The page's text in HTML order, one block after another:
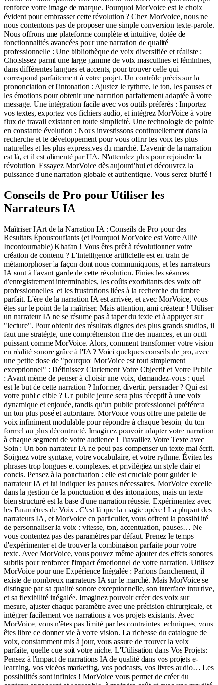
renforce votre image de marque. Pourquoi MorVoice est le choix
évident pour embrasser cette révolution ? Chez MorVoice, nous ne
nous contentons pas de proposer une simple conversion texte-parole.
Nous offrons une plateforme complète et intuitive, dotée de
fonctionnalités avancées pour une narration de qualité
professionnelle : Une bibliothèque de voix diversifiée et réaliste :
Choisissez parmi une large gamme de voix masculines et féminines,
dans différentes langues et accents, pour trouver celle qui
correspond parfaitement à votre projet. Un contrôle précis sur la
prononciation et l'intonation : Ajustez le rythme, le ton, les pauses et
les émotions pour obtenir une narration parfaitement adaptée à votre
message. Une intégration facile avec vos outils préférés : Importez
vos textes, exportez vos fichiers audio, et intégrez MorVoice à votre
flux de travail existant en toute simplicité. Une technologie de pointe
en constante évolution : Nous investissons continuellement dans la
recherche et le développement pour vous offrir les voix les plus
naturelles et les plus expressives du marché. L'avenir de la narration
est là, et il est alimenté par l'IA. N'attendez plus pour rejoindre la
révolution. Essayez MorVoice dès aujourd'hui et découvrez la
puissance d'une narration globale et authentique. Vous serez bluffé !
Conseils de Pro pour Utiliser les
Narrateurs IA
Maîtriser l'Art de la Narration IA : Conseils de Pro pour des
Résultats Époustouflants (et Pourquoi MorVoice est Votre Allié
Incontournable) Khafan ! Vous êtes prêt à révolutionner votre
création de contenu ? L'intelligence artificielle est en train de
métamorphoser la façon dont nous communiquons, et les narrateurs
IA sont à l'avant-garde de cette révolution. Finies les séances
d'enregistrement interminables, les coûts exorbitants des voix off
professionnelles, et les frustrations liées à la recherche du timbre
parfait. L'ère de la narration IA est arrivée, et avec MorVoice, vous
êtes sur le point de la maîtriser. Mais attention, ami créateur ! Utiliser
un narrateur IA ne se résume pas à taper du texte et à appuyer sur
"lecture". Pour obtenir des résultats dignes des plus grands studios, il
faut une stratégie, une compréhension fine des nuances, et un outil
puissant comme MorVoice. Alors, comment transformer votre vision
en réalité sonore grâce à l'IA ? Voici quelques conseils de pro, avec
une petite dose de "pourquoi MorVoice est tout simplement
exceptionnel" : Définissez Clariement Votre Objectif et Votre Public
: Avant même de penser à choisir une voix, demandez-vous : quel
est le but de cette narration ? Informer, divertir, persuader ? Qui est
votre public cible ? Un public jeune sera plus réceptif à une voix
dynamique et enjouée, tandis qu'un public professionnel préférera
un ton plus posé et autoritaire. MorVoice vous offre une palette de
voix infiniment modulable pour répondre à chaque besoin, du ton
formel au plus décontracté. Imaginez pouvoir adapter votre narration
à chaque segment de votre audience ! Travaillez Votre Texte avec
Soin : Un bon narrateur IA ne peut pas compenser un texte mal écrit.
Soignez votre syntaxe, votre vocabulaire, et votre rythme. Évitez les
phrases trop longues et complexes, et privilégiez un style clair et
concis. Pensez à la ponctuation : elle est cruciale pour guider le
narrateur IA et lui indiquer les pauses nécessaires. MorVoice excelle
dans la gestion de la ponctuation et des intonations, mais un texte
bien structuré est la base d'une narration réussie. Expérimentez avec
les Paramètres de Voix : C'est là que la magie opère ! La plupart des
narrateurs IA, et MorVoice en particulier, vous offrent la possibilité
de personnaliser la voix : vitesse, ton, accentuation, pauses… Ne
vous contentez pas des paramètres par défaut. Prenez le temps
d'expérimenter et de trouver la combinaison parfaite pour votre
texte. Avec MorVoice, vous pouvez même ajouter des effets sonores
subtils pour renforcer l'impact émotionnel de votre narration. Utilisez
MorVoice pour une Expérience Inégalée : Parlons franchement, il
existe de nombreux narrateurs IA sur le marché. Mais MorVoice se
distingue par sa qualité sonore exceptionnelle, son interface intuitive,
et sa flexibilité inégalée. Imaginez pouvoir créer des voix sur
mesure, ajuster chaque paramètre avec une précision chirurgicale, et
intégrer facilement vos narrations à vos projets existants. Avec
MorVoice, vous n'êtes pas limité par les contraintes techniques, vous
êtes libre de donner vie à votre vision. La richesse du catalogue de
voix, constamment mis à jour, vous assure de trouver la voix
parfaite, quelle que soit votre niche. L'Utilisation dans Vos Projets:
Pensez à l'impact de narrations IA de qualité dans vos projets e-
learning, vos vidéos marketing, vos podcasts, vos livres audio… Les
possibilités sont infinies ! MorVoice vous permet de créer du